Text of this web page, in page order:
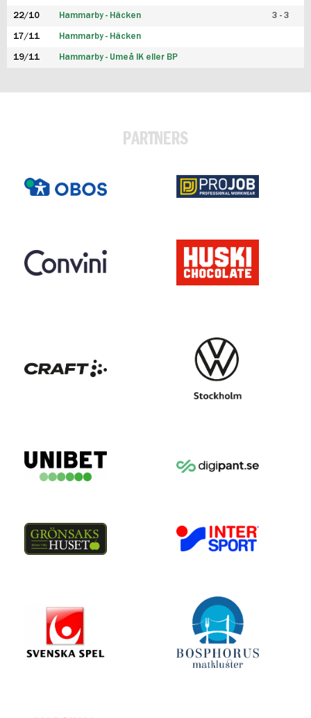
22/10 Hammarby - Häcken 3 - 3
17/11 Hammarby - Häcken
19/11 Hammarby - Umeå IK eller BP
PARTNERS